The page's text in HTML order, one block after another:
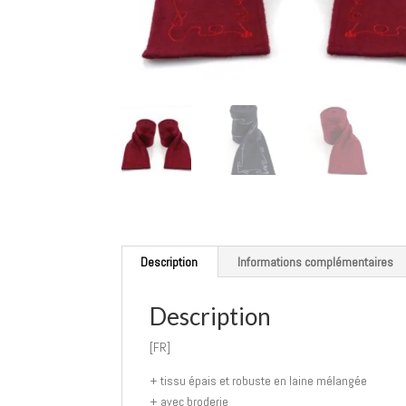
Description Informations complémentaires
Description
[FR]
+ tissu épais et robuste en laine mélangée
+ avec broderie